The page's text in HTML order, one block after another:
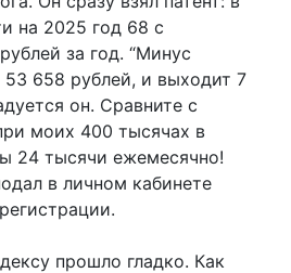
на 2025 год 68 с
за год. “Минус
658 рублей, и выходит 7
он. Сравните с
моих 400 тысячах в
24 тысячи ежемесячно!
в личном кабинете
прошло гладко. Как